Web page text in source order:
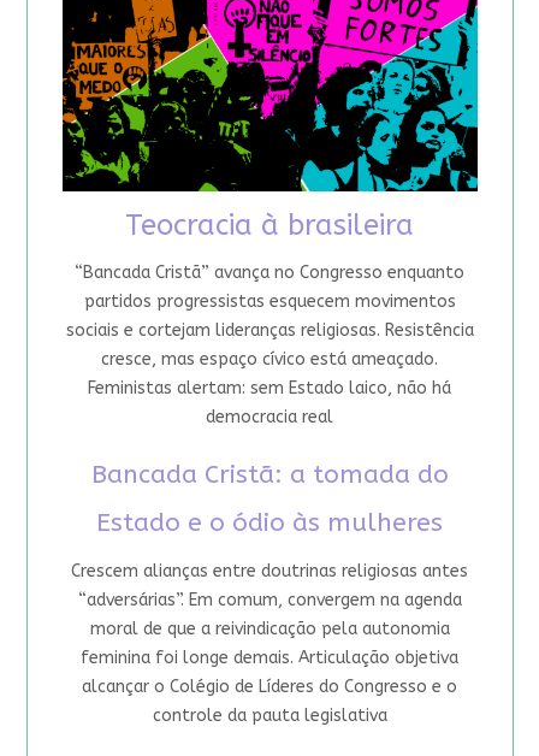
Teocracia à brasileira
“Bancada Cristã” avança no Congresso enquanto
partidos progressistas esquecem movimentos
sociais e cortejam lideranças religiosas. Resistência
cresce, mas espaço cívico está ameaçado.
Feministas alertam: sem Estado laico, não há
democracia real
Bancada Cristã: a tomada do
Estado e o ódio às mulheres
Crescem alianças entre doutrinas religiosas antes
“adversárias”. Em comum, convergem na agenda
moral de que a reivindicação pela autonomia
feminina foi longe demais. Articulação objetiva
alcançar o Colégio de Líderes do Congresso e o
controle da pauta legislativa